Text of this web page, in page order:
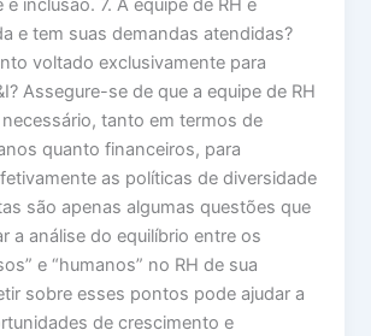
inclusão. 7. A equipe de RH é
e tem suas demandas atendidas?
voltado exclusivamente para
Assegure-se de que a equipe de RH
tanto em termos de
quanto financeiros, para
as políticas de diversidade
são apenas algumas questões que
a análise do equilíbrio entre os
e “humanos” no RH de sua
sobre esses pontos pode ajudar a
de crescimento e